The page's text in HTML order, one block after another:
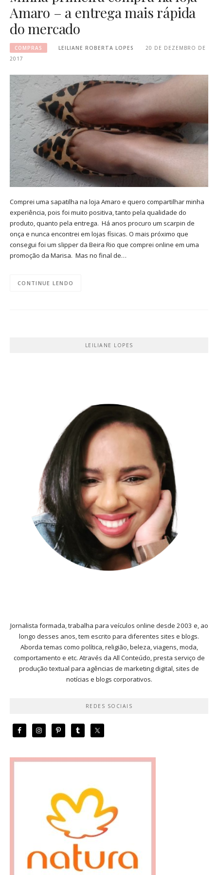
Amaro – a entrega mais rápida
do mercado
COMPRAS LEILIANE ROBERTA LOPES
20 DE DEZEMBRO DE
2017
Comprei uma sapatilha na loja Amaro e quero compartilhar minha
experiência, pois foi muito positiva, tanto pela qualidade do
produto, quanto pela entrega. Há anos procuro um scarpin de
onça e nunca encontrei em lojas físicas. O mais próximo que
consegui foi um slipper da Beira Rio que comprei online em uma
promoção da Marisa. Mas no final de…
CONTINUE LENDO
LEILIANE LOPES
Jornalista formada, trabalha para veículos online desde 2003 e, ao
longo desses anos, tem escrito para diferentes sites e blogs.
Aborda temas como política, religião, beleza, viagens, moda,
comportamento e etc. Através da All Conteúdo, presta serviço de
produção textual para agências de marketing digital, sites de
notícias e blogs corporativos.
REDES SOCIAIS